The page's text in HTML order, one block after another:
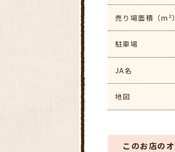
売り場面積（m²）
駐車場
JA名
地図
このお店の